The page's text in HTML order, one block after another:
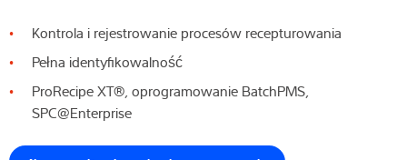
Kontrola i rejestrowanie procesów recepturowania
Pełna identyfikowalność
ProRecipe XT®, oprogramowanie BatchPMS,
SPC@Enterprise